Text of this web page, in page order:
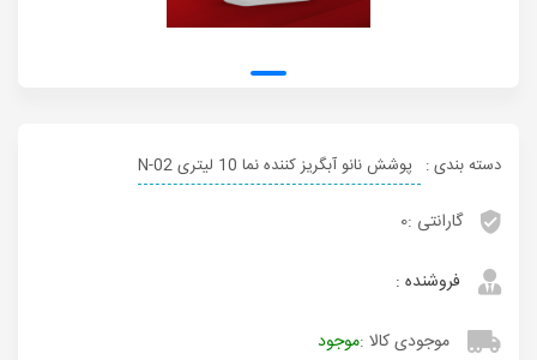
دسته بندی : پوشش نانو آبگریز کننده نما 10 لیتری 02-N
گارانتی :0
فروشنده :
موجودی کالا :موجود